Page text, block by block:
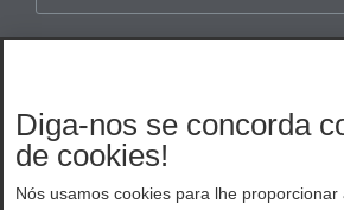
SEGUE A GENTE
Diga-nos se concorda
de cookies!
Nós usamos cookies para lhe proporcionar